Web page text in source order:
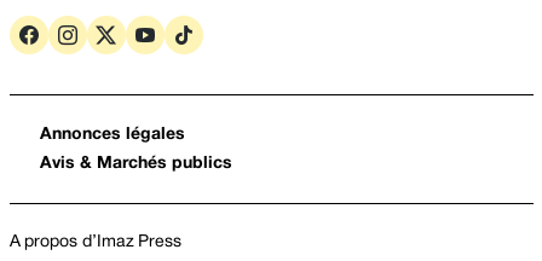
Annonces légales
Avis & Marchés publics
A propos d’Imaz Press